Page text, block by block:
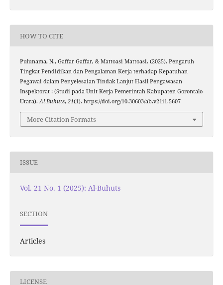
HOW TO CITE
Pulunama, N., Gaffar Gaffar, & Mattoasi Mattoasi. (2025). Pengaruh
Tingkat Pendidikan dan Pengalaman Kerja terhadap Kepatuhan
Pegawai dalam Penyelesaian Tindak Lanjut Hasil Pengawasan
Inspektorat : (Studi pada Unit Kerja Pemerintah Kabupaten Gorontalo
Utara).Al-Buhuts, 21(1). https://doi.org/10.30603/ab.v21i1.5607
More Citation Formats
ISSUE
Vol. 21 No. 1 (2025): Al-Buhuts
SECTION
Articles
LICENSE